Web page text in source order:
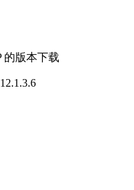
12.1.3.6